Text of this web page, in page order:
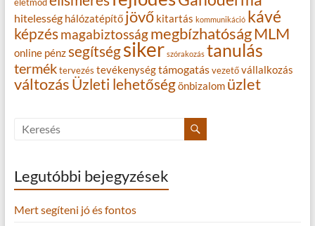
hitelesség hálózatépítő jövő kitartás kommunikáció kávé
képzésmagabiztosságmegbízhatóságMLM
online pénz segítségsiker szórakozás tanulás
termék tervezés tevékenységtámogatás vezető vállalkozás
változás Üzleti lehetőségönbizalom üzlet
Legutóbbi bejegyzések
Mert segíteni jó és fontos